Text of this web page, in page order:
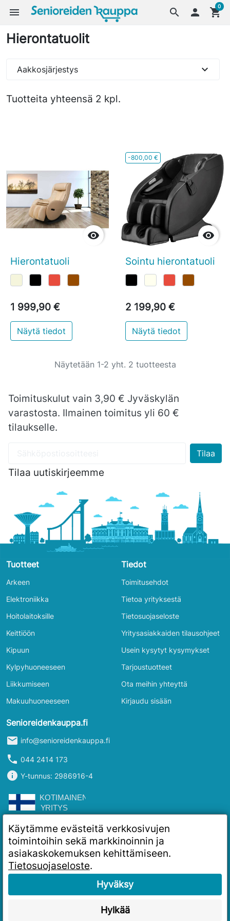
search
menu  shopping_cart
0
Hierontatuolit
Tuotteita yhteensä 2 kpl.
Aakkosjärjestys expand_more

Hierontatuoli
1 999,90 €
Näytä tiedot
-800,00 €

Sointu hierontatuoli
2 199,90 €
Näytä tiedot
Näytetään 1-2 yht. 2 tuotteesta
Toimituskulut vain 3,90 € Jyväskylän
varastosta. Ilmainen toimitus yli 60 €
tilaukselle.
Tilaa uutiskirjeemme
Tuotteet
Arkeen
Elektroniikka
Hoitolaitoksille
Keittiöön
Kipuun
Kylpyhuoneeseen
Liikkumiseen
Makuuhuoneeseen
Tiedot
Toimitusehdot
Tietoa yrityksestä
Tietosuojaseloste
Yritysasiakkaiden tilausohjeet
Usein kysytyt kysymykset
Tarjoustuotteet
Ota meihin yhteyttä
Kirjaudu sisään
Senioreidenkauppa.fi
mail info@senioreidenkauppa.fi
phone 044 2414 173
info Y-tunnus: 2986916-4
Käytämme evästeitä verkkosivujen
toimintoihin sekä markkinoinnin ja
asiakaskokemuksen kehittämiseen.
Tietosuojaseloste.
Hyväksy
Hylkää